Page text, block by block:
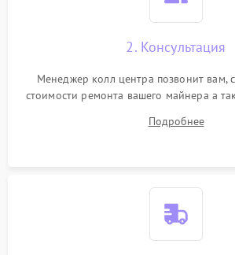
2. Консультация
Менеджер колл центра позвонит вам,
стоимости ремонта вашего майнера а
Подробнее